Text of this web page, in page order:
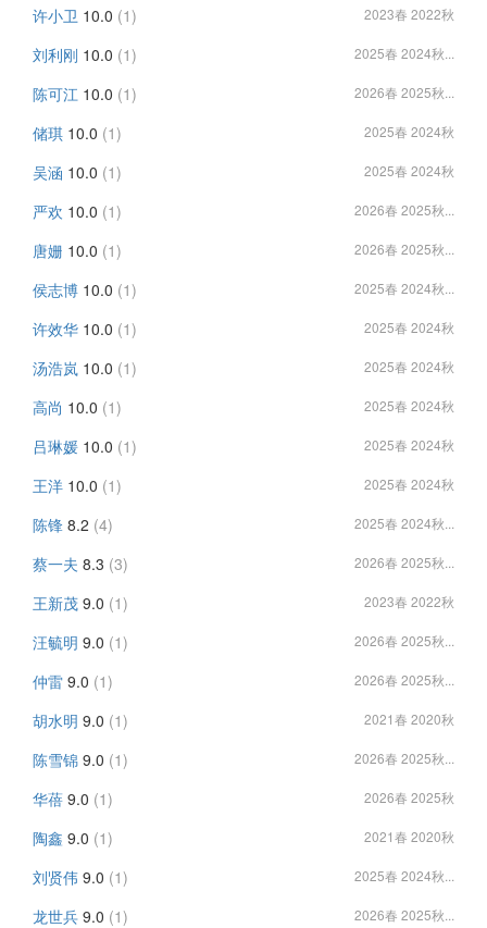
许小卫 10.0 (1) 2023春 2022秋
刘利刚 10.0 (1) 2025春 2024秋...
陈可江 10.0 (1) 2026春 2025秋...
储琪 10.0 (1) 2025春 2024秋
吴涵 10.0 (1) 2025春 2024秋
严欢 10.0 (1) 2026春 2025秋...
唐姗 10.0 (1) 2026春 2025秋...
侯志博 10.0 (1) 2025春 2024秋...
许效华 10.0 (1) 2025春 2024秋
汤浩岚 10.0 (1) 2025春 2024秋
高尚 10.0 (1) 2025春 2024秋
吕琳媛 10.0 (1) 2025春 2024秋
王洋 10.0 (1) 2025春 2024秋
陈锋 8.2 (4) 2025春 2024秋...
蔡一夫 8.3 (3) 2026春 2025秋...
王新茂 9.0 (1) 2023春 2022秋
汪毓明 9.0 (1) 2026春 2025秋...
仲雷 9.0 (1) 2026春 2025秋...
胡水明 9.0 (1) 2021春 2020秋
陈雪锦 9.0 (1) 2026春 2025秋...
华蓓 9.0 (1) 2026春 2025秋
陶鑫 9.0 (1) 2021春 2020秋
刘贤伟 9.0 (1) 2025春 2024秋...
龙世兵 9.0 (1) 2026春 2025秋...